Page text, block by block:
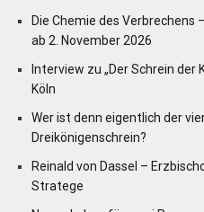
Die Chemie des Verbrechens
ab 2. November 2026
Interview zu „Der Schrein der
Köln
Wer ist denn eigentlich der
Dreikönigenschrein?
Reinald von Dassel –
Stratege